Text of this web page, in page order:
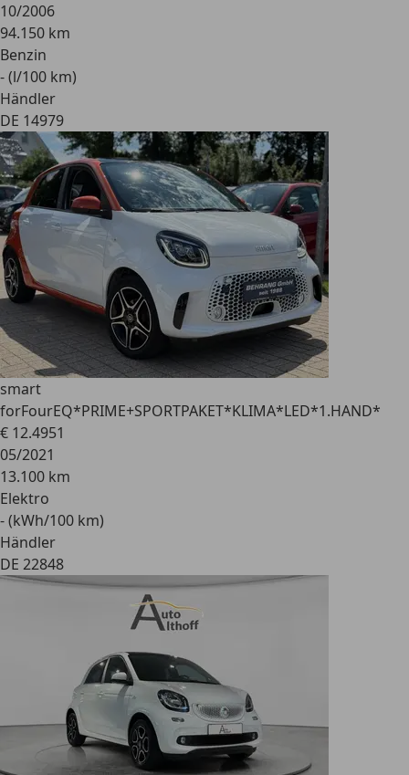
10/2006
94.150 km
Benzin
- (l/100 km)
Händler
DE 14979
smart
forFourEQ*PRIME+SPORTPAKET*KLIMA*LED*1.HAND*
€ 12.4951
05/2021
13.100 km
Elektro
- (kWh/100 km)
Händler
DE 22848